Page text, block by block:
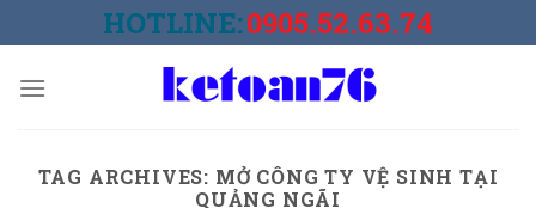
to
HOTLINE:0905.52.63.74
TAG ARCHIVES: MỞ CÔNG TY VỆ SINH TẠI
QUẢNG NGÃI